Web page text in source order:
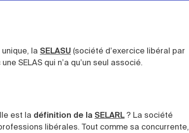
la SELASU (société d’exercice libéral par
SELAS qui n’a qu’un seul associé.
est la définition de la SELARL? La société
libérales. Tout comme sa concurrente,